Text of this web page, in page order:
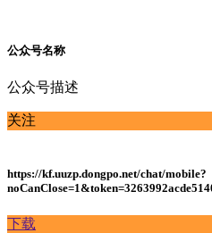
公众号名称
公众号描述
关注
https://kf.uuzp.dongpo.net/chat/mobile?
下载